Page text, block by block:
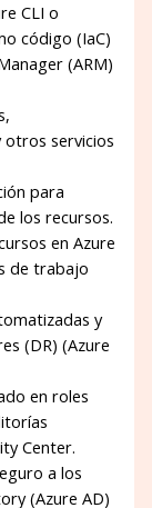
CLI o
código (IaC)
(ARM)
otros servicios
para
los recursos.
en Azure
de trabajo
y
(DR) (Azure
en roles
Center.
a los
(Azure AD)